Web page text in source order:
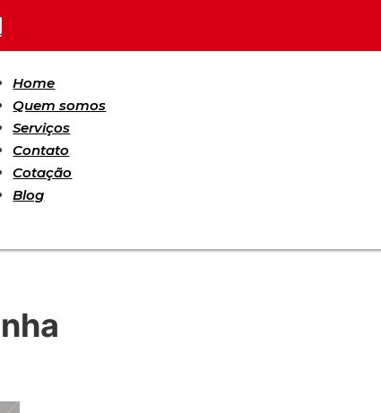
Home
Quem somos
Serviços
Contato
Cotação
Blog